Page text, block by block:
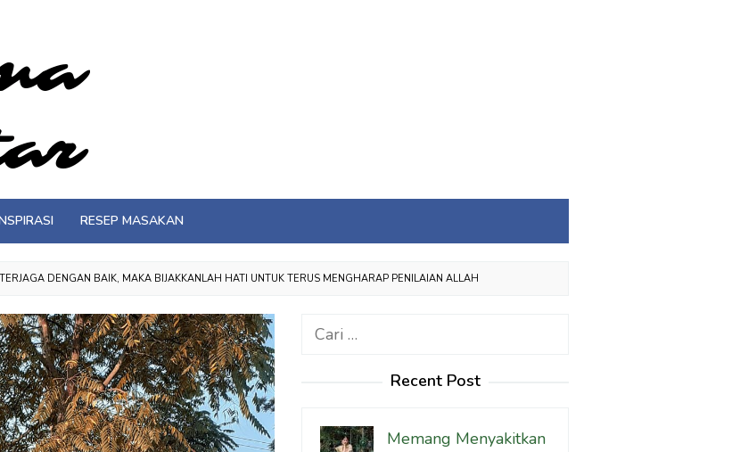
RESEP MASAKAN
DENGAN BAIK, MAKA BIJAKKANLAH HATI UNTUK TERUS MENGHARAP PENILAIAN ALLAH
Cari
Recent Post
Memang Menyakitkan